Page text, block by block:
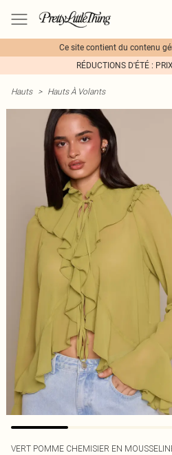
Ce site contient du contenu
RÉDUCTIONS D'ÉTÉ :
Hauts > Hauts À Volants
VERT POMME CHEMISIER EN